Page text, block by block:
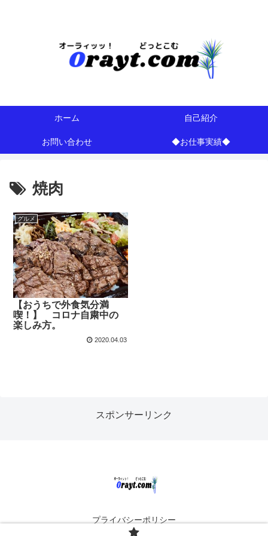
ホーム 自己紹介
お問い合わせ ◆お仕事実績◆
焼肉
グルメ
【おうちで外食気分満
喫！】 コロナ自粛中の
楽しみ方。
2020.04.03
スポンサーリンク
プライバシーポリシー